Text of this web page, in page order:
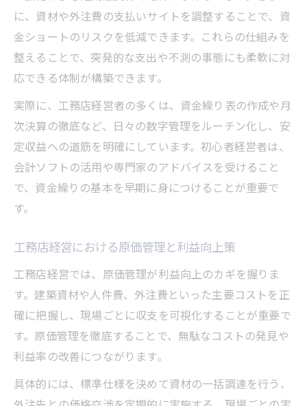
に、資材や外注費の支払いサイトを調整することで、資
金ショートのリスクを低減できます。これらの仕組みを
整えることで、突発的な支出や不測の事態にも柔軟に対
応できる体制が構築できます。
実際に、工務店経営者の多くは、資金繰り表の作成や月
次決算の徹底など、日々の数字管理をルーチン化し、安
定収益への道筋を明確にしています。初心者経営者は、
会計ソフトの活用や専門家のアドバイスを受けること
で、資金繰りの基本を早期に身につけることが重要で
す。
工務店経営における原価管理と利益向上策
工務店経営では、原価管理が利益向上のカギを握りま
す。建築資材や人件費、外注費といった主要コストを正
確に把握し、現場ごとに収支を可視化することが重要で
す。原価管理を徹底することで、無駄なコストの発見や
利益率の改善につながります。
具体的には、標準仕様を決めて資材の一括調達を行う、